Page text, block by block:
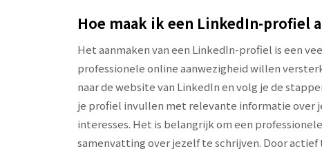
Hoe maak ik een LinkedIn-profiel
Het aanmaken van een LinkedIn-profiel is een
professionele online aanwezigheid willen
naar de website van LinkedIn en volg je de
je profiel invullen met relevante informatie over
interesses. Het is belangrijk om een
samenvatting over jezelf te schrijven. Door